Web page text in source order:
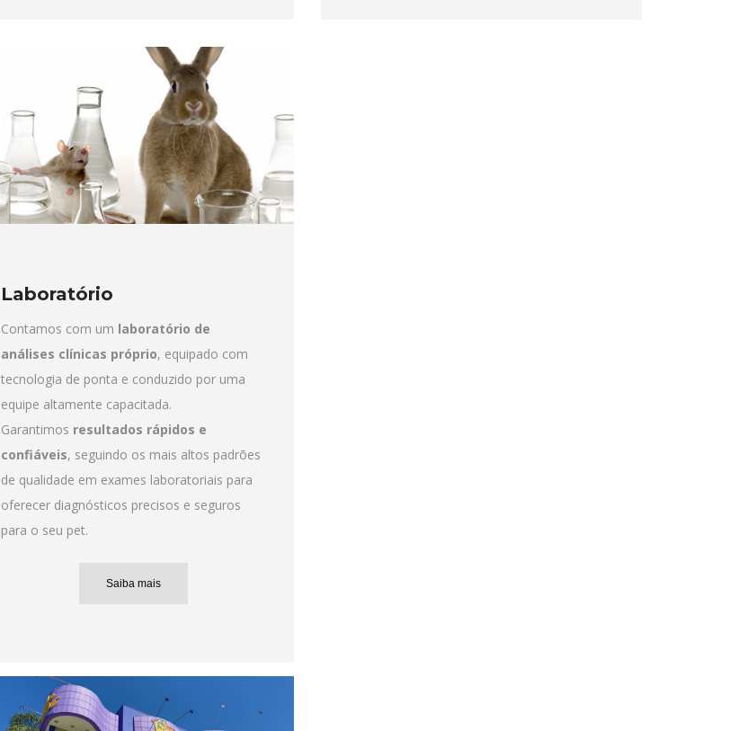
Laboratório
Contamos com um laboratório de
análises clínicas próprio, equipado com
tecnologia de ponta e conduzido por uma
equipe altamente capacitada.
Garantimos resultados rápidos e
confiáveis, seguindo os mais altos padrões
de qualidade em exames laboratoriais para
oferecer diagnósticos precisos e seguros
para o seu pet.
Saiba mais